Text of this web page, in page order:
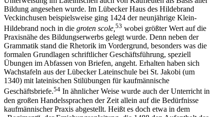
Bildung angesehen wurde. Im Lübecker Haus des Hildebrand
Veckinchusen beispielsweise ging 1424 der neunjährige Klein-
Hildebrand noch in die groten scole, 53 wobei größter Wert auf die
Praxisnähe des Bildungserwerbs gelegt wurde. Denn neben der
Grammatik stand die Rhetorik im Vordergrund, besonders was die
formalen Grundlagen schriftlicher Geschäftsführung, speziell
Übungen im Abfassen von Briefen, angeht. Erhalten haben sich
Wachstafeln aus der Lübecker Lateinschule bei St. Jakobi (um
1340) mit lateinischen Stilübungen für kaufmännische
Geschäftsbriefe.54 In ähnlicher Weise wurde auch der Unterricht in
den großen Handelssprachen der Zeit allein auf die Bedürfnisse
kaufmännischer Praxis abgestellt. Heißt es doch etwa in dem